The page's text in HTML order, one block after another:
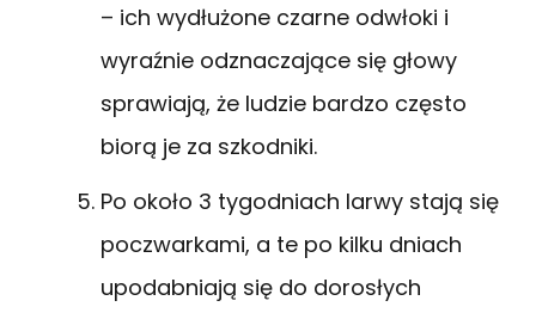
– ich wydłużone czarne odwłoki i
wyraźnie odznaczające się głowy
sprawiają, że ludzie bardzo często
biorą je za szkodniki.
Po około 3 tygodniach larwy stają się
poczwarkami, a te po kilku dniach
upodabniają się do dorosłych